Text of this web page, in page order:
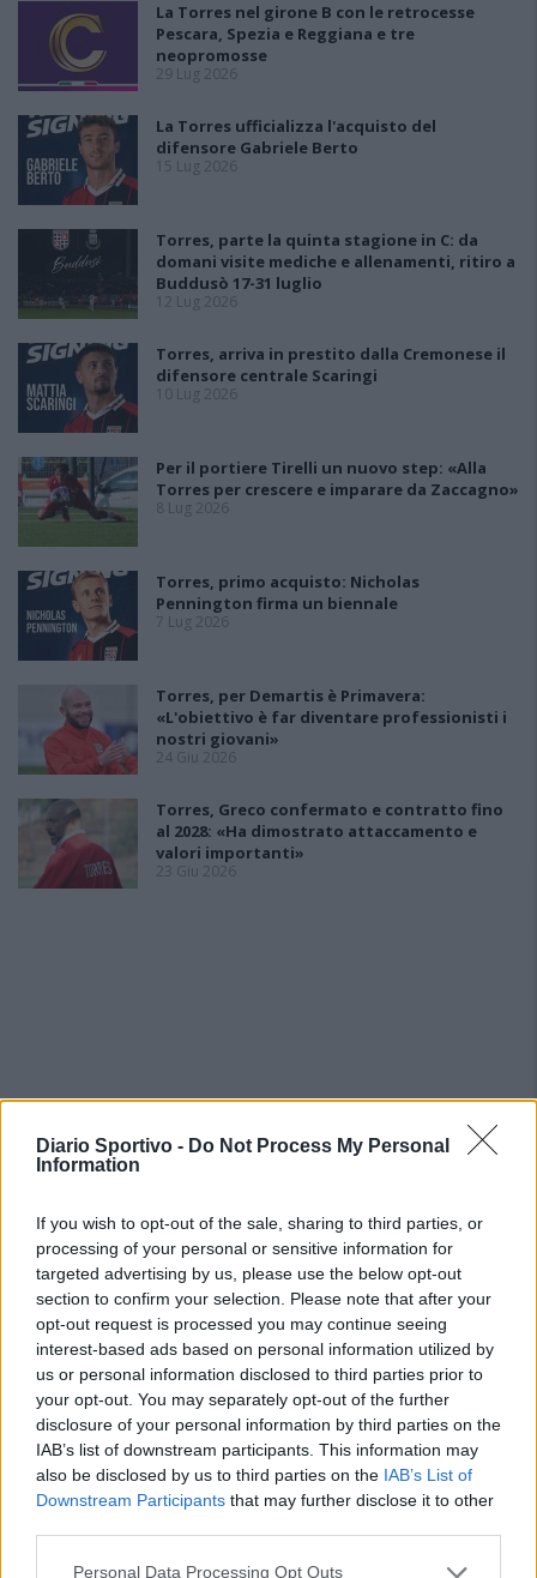
Diario Sportivo - Do Not Process My Personal
Information
If you wish to opt-out of the sale, sharing to third parties, or
processing of your personal or sensitive information for
targeted advertising by us, please use the below opt-out
section to confirm your selection. Please note that after your
opt-out request is processed you may continue seeing
interest-based ads based on personal information utilized by
us or personal information disclosed to third parties prior to
your opt-out. You may separately opt-out of the further
disclosure of your personal information by third parties on the
IAB’s list of downstream participants. This information may
also be disclosed by us to third parties on the IAB’s List of
Downstream Participants that may further disclose it to other
Personal Data Processing Opt Outs
La Torres nel girone B con le retrocesse
Pescara, Spezia e Reggiana e tre
neopromosse
29 Lug 2026
La Torres ufficializza l'acquisto del
difensore Gabriele Berto
15 Lug 2026
Torres, parte la quinta stagione in C: da
domani visite mediche e allenamenti, ritiro a
Buddusò 17-31 luglio
12 Lug 2026
Torres, arriva in prestito dalla Cremonese il
difensore centrale Scaringi
10 Lug 2026
Per il portiere Tirelli un nuovo step: «Alla
Torres per crescere e imparare da Zaccagno»
8 Lug 2026
Torres, primo acquisto: Nicholas
Pennington firma un biennale
7 Lug 2026
Torres, per Demartis è Primavera:
«L'obiettivo è far diventare professionisti i
nostri giovani»
24 Giu 2026
Torres, Greco confermato e contratto fino
al 2028: «Ha dimostrato attaccamento e
valori importanti»
23 Giu 2026